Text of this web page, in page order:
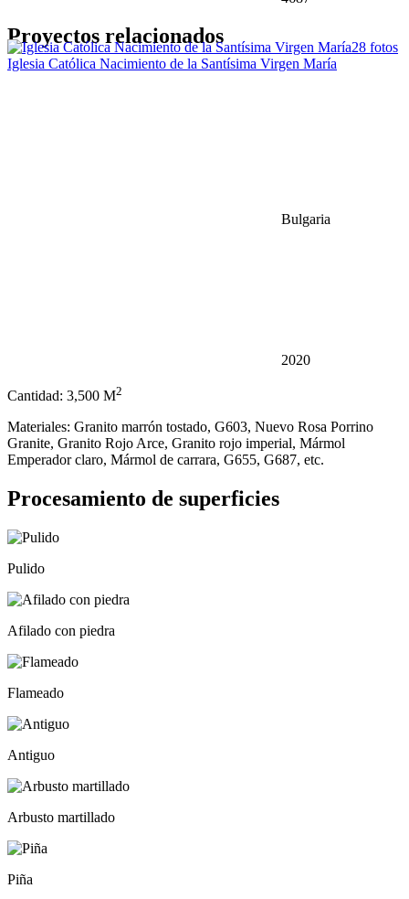
Proyectos relacionados
28 fotos
Iglesia Católica Nacimiento de la Santísima Virgen María
Bulgaria
2020
Cantidad: 3,500 M2
Materiales: Granito marrón tostado, G603, Nuevo Rosa Porrino
Granite, Granito Rojo Arce, Granito rojo imperial, Mármol
Emperador claro, Mármol de carrara, G655, G687, etc.
Procesamiento de superficies
Pulido
Afilado con piedra
Flameado
Antiguo
Arbusto martillado
Piña